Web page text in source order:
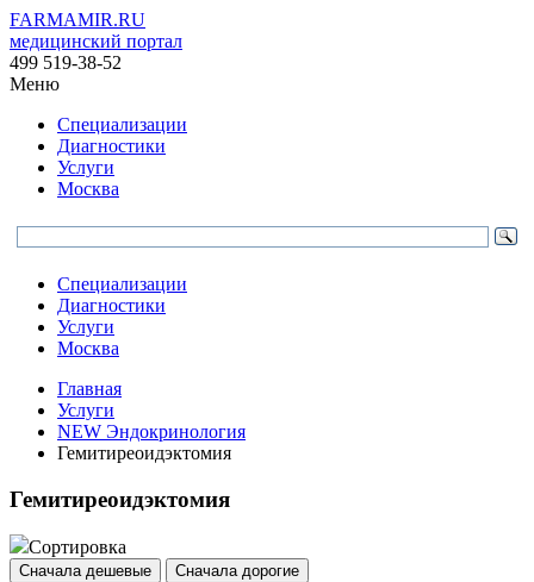
FARMAMIR.RU
медицинский портал
499 519-38-52
Меню
Специализации
Диагностики
Услуги
Москва
Специализации
Диагностики
Услуги
Москва
Главная
Услуги
NEW Эндокринология
Гемитиреоидэктомия
Гемитиреоидэктомия
Сортировка
Сначала дешевые Сначала дорогие